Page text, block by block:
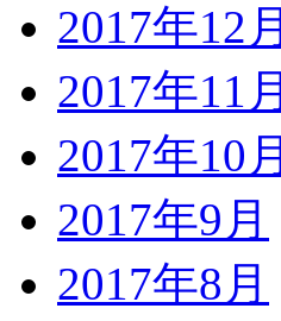
2017年12月
2017年11月
2017年10月
2017年9月
2017年8月